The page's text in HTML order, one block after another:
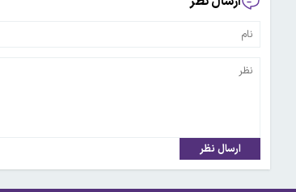
ارسال نظر